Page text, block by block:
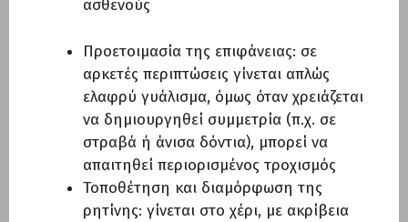
ασθενούς
Προετοιμασία της επιφάνειας: σε
αρκετές περιπτώσεις γίνεται απλώς
ελαφρύ γυάλισμα, όμως όταν χρειάζεται
να δημιουργηθεί συμμετρία (π.χ. σε
στραβά ή άνισα δόντια), μπορεί να
απαιτηθεί περιορισμένος τροχισμός
Τοποθέτηση και διαμόρφωση της
ρητίνης: γίνεται στο χέρι, με ακρίβεια